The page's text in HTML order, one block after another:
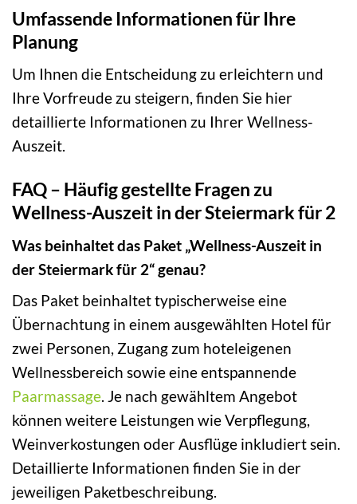
Umfassende Informationen für Ihre
Planung
Um Ihnen die Entscheidung zu erleichtern und
Ihre Vorfreude zu steigern, finden Sie hier
detaillierte Informationen zu Ihrer Wellness-
Auszeit.
FAQ – Häufig gestellte Fragen zu
Wellness-Auszeit in der Steiermark für 2
Was beinhaltet das Paket „Wellness-Auszeit in
der Steiermark für 2“ genau?
Das Paket beinhaltet typischerweise eine
Übernachtung in einem ausgewählten Hotel für
zwei Personen, Zugang zum hoteleigenen
Wellnessbereich sowie eine entspannende
Paarmassage. Je nach gewähltem Angebot
können weitere Leistungen wie Verpflegung,
Weinverkostungen oder Ausflüge inkludiert sein.
Detaillierte Informationen finden Sie in der
jeweiligen Paketbeschreibung.